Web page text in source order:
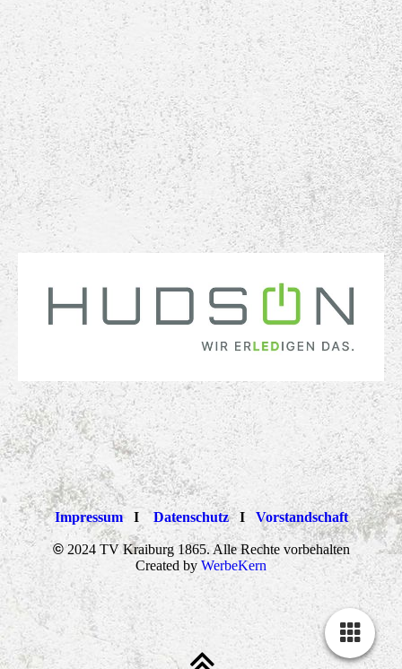
ImpressumIDatenschutzI Vorstandschaft
© 2024 TV Kraiburg 1865. Alle Rechte vorbehalten
Created by WerbeKern